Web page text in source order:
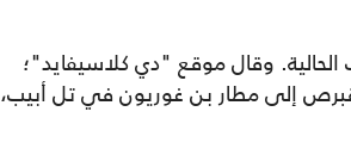
الحالية. وقال موقع "دي كلاسيفايد"؛
قبرص إلى مطار بن غوريون في تل أبيب،